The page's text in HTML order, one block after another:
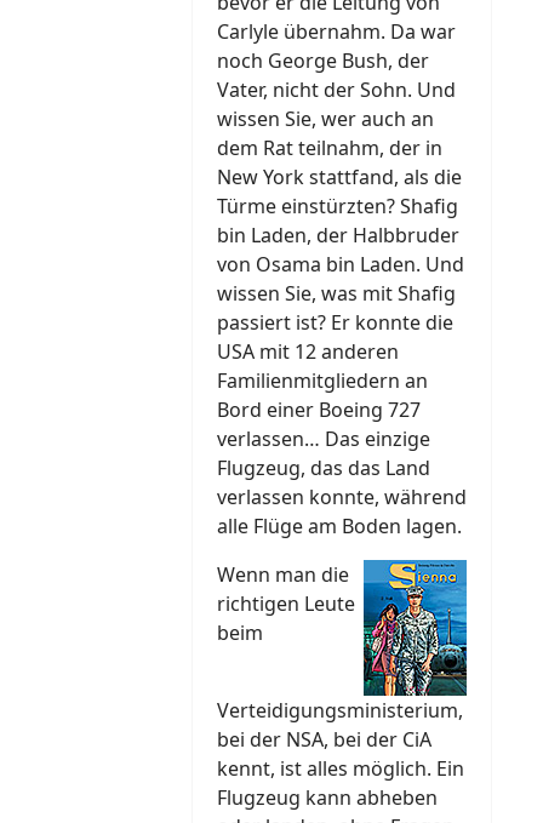
Carlyle übernahm. Da war
noch George Bush, der
Vater, nicht der Sohn. Und
wissen Sie, wer auch an
dem Rat teilnahm, der in
New York stattfand, als die
Türme einstürzten? Shafig
bin Laden, der Halbbruder
von Osama bin Laden. Und
wissen Sie, was mit Shafig
passiert ist? Er konnte die
USA mit 12 anderen
Familienmitgliedern an
Bord einer Boeing 727
verlassen… Das einzige
Flugzeug, das das Land
verlassen konnte, während
alle Flüge am Boden lagen.
Wenn man die
richtigen Leute
beim
Verteidigungsministerium,
bei der NSA, bei der CiA
kennt, ist alles möglich. Ein
Flugzeug kann abheben